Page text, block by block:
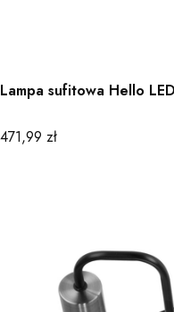
Lampa sufitowa Hello
Cena
471,99 zł